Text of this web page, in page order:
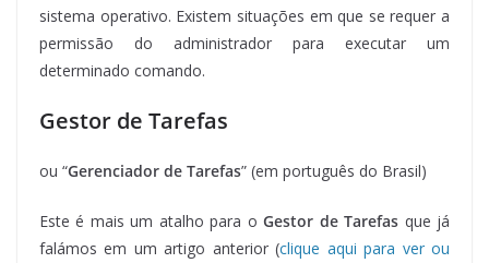
sistema operativo. Existem situações em que se requer a
permissão do administrador para executar um
determinado comando.
Gestor de Tarefas
ou “Gerenciador de Tarefas” (em português do Brasil)
Este é mais um atalho para oGestor de Tarefas que já
falámos em um artigo anterior (clique aqui para ver ou